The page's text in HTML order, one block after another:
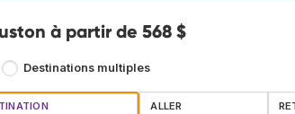
à partir de 568 $
Destinations multiples
ALLER